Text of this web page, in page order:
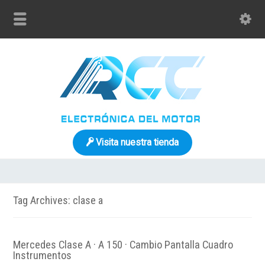
Visita nuestra tienda
Tag Archives: clase a
Mercedes Clase A · A 150 · Cambio Pantalla Cuadro
Instrumentos